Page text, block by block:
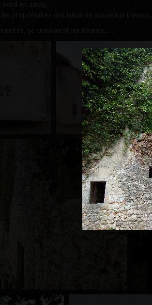
nord en 2005.
propriétaires ont lancé de nouveaux travaux.
se trouvaient les écuries...